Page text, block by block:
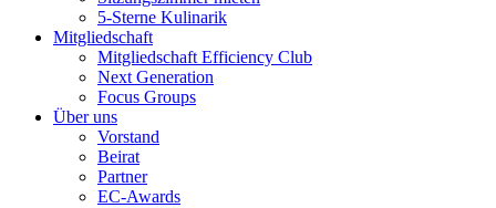
5-Sterne Kulinarik
Mitgliedschaft
Mitgliedschaft Efficiency Club
Next Generation
Focus Groups
Über uns
Vorstand
Beirat
Partner
EC-Awards